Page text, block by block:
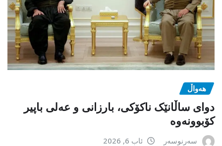
هەواڵ
دوای ساڵانێک ناکۆکی، بارزانی و عەلی باپیر
کۆبوونەوە
سەرنوسەر ئاب 6, 2026